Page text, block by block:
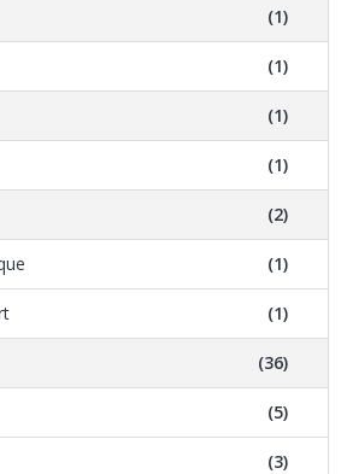
(1)
(1)
(1)
(1)
(2)
(1)
(1)
(36)
(5)
(3)